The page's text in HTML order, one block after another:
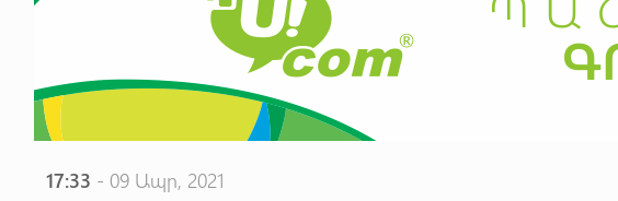
17:33 - 09 Ապր, 2021